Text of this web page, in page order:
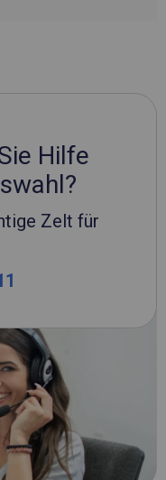
Hilfe
Zelt für